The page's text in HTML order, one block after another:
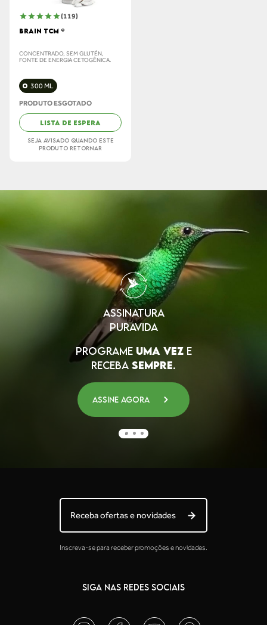
(119)
BRAIN TCM ®
CONCENTRADO, SEM GLUTÉN,
FONTE DE ENERGIA CETOGÊNICA.
300 ML
PRODUTO ESGOTADO
LISTA DE ESPERA
SEJA AVISADO QUANDO ESTE
PRODUTO RETORNAR
ASSINATURA
PURAVIDA
PROGRAME UMA VEZE
RECEBA SEMPRE.
Assine agora
Receba ofertas e novidades
Inscreva-se para receber promoções e novidades.
SIGA NAS REDES SOCIAIS